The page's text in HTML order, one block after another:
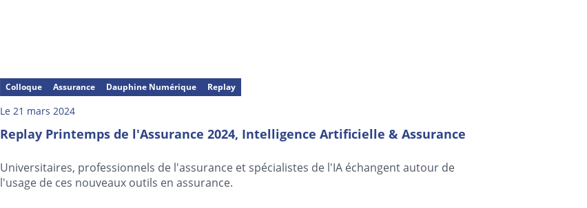
Colloque Assurance Dauphine Numérique Replay
Le 21 mars 2024
Replay Printemps de l'Assurance 2024, Intelligence Artificielle & Assurance
Universitaires, professionnels de l'assurance et spécialistes de l'IA échangent autour de
l'usage de ces nouveaux outils en assurance.